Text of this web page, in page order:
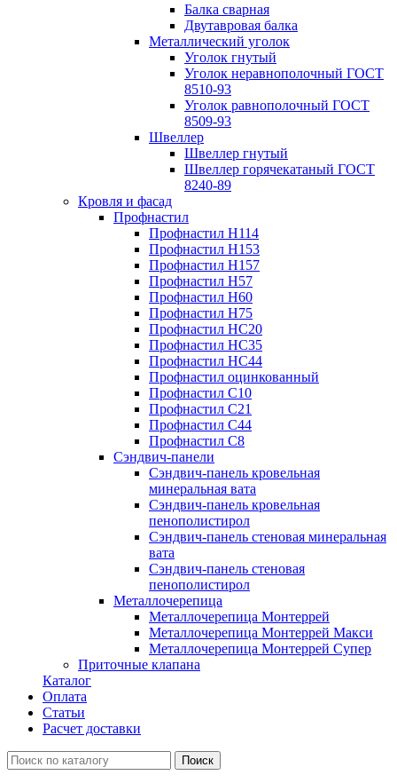
Балка сварная
Двутавровая балка
Металлический уголок
Уголок гнутый
Уголок неравнополочный ГОСТ
8510-93
Уголок равнополочный ГОСТ
8509-93
Швеллер
Швеллер гнутый
Швеллер горячекатаный ГОСТ
8240-89
Кровля и фасад
Профнастил
Профнастил Н114
Профнастил Н153
Профнастил Н157
Профнастил Н57
Профнастил Н60
Профнастил Н75
Профнастил НС20
Профнастил НС35
Профнастил НС44
Профнастил оцинкованный
Профнастил С10
Профнастил С21
Профнастил С44
Профнастил С8
Сэндвич-панели
Сэндвич-панель кровельная
минеральная вата
Сэндвич-панель кровельная
пенополистирол
Сэндвич-панель стеновая минеральная
вата
Сэндвич-панель стеновая
пенополистирол
Металлочерепица
Металлочерепица Монтеррей
Металлочерепица Монтеррей Макси
Металлочерепица Монтеррей Супер
Приточные клапана
Каталог
Оплата
Статьи
Расчет доставки